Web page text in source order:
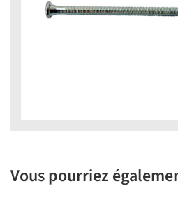
Vous pourriez